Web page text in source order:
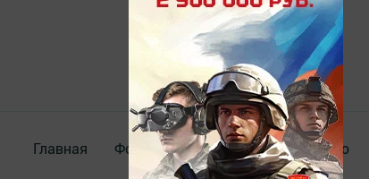
Главная Фотогалереи Актуальное видео